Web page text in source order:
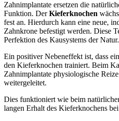
Zahnimplantate ersetzen die
Funktion. DerKieferknochen
fest an. Hierdurch kann eine neue,
Zahnkrone befestigt werden. Diese
Perfektion des Kausystems der Natur.
Ein positiver Nebeneffekt ist, dass
den Kieferknochen trainiert. Beim
Zahnimplantate physiologische
weitergeleitet.
Dies funktioniert wie beim
langen Erhalt des Kieferknochens